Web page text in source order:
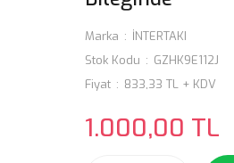
Marka
İNTERTAKI
Stok Kodu
GZHK9E112J
Fiyat
833,33 TL + KDV
1.000,00 TL